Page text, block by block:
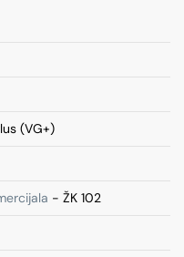
(VG+)
- ŽK 102